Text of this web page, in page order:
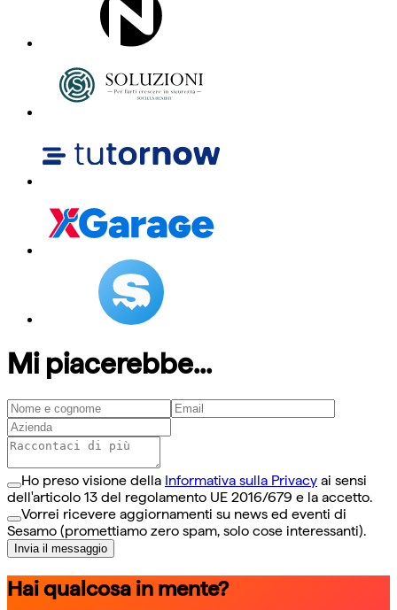
Mi piacerebbe...
Ho preso visione della Informativa sulla Privacy ai sensi
dell'articolo 13 del regolamento UE 2016/679 e la accetto.
Vorrei ricevere aggiornamenti su news ed eventi di
Sesamo (promettiamo zero spam, solo cose interessanti).
Invia il messaggio
Hai qualcosa in mente?